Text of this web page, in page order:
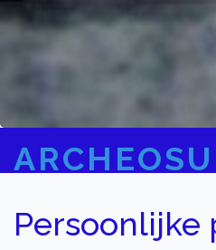
Persoonlijke